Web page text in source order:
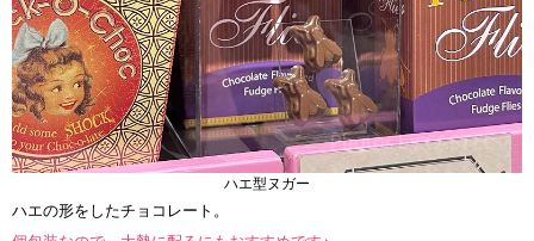
ハエ型ヌガー
ハエの形をしたチョコレート。